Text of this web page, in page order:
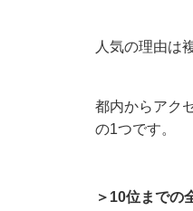
人気の理由は
都内からアク
の1つです。
＞10位までの